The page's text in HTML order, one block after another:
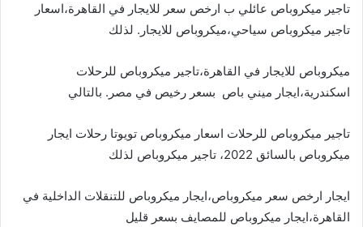
تاجير ميكروباص عائلي ب ارخص سعر للايجار في القاهرة،اسعار
تاجير ميكروباص سياحي،ميكروباص للايجار. لذلك
ميكروباص للايجار في القاهرة،تاجير ميكروباص للرحلات
اسكندرية،ايجار ميني باص بسعر رخيص في مصر. بالتالي
تاجير ميكروباص للرحلات اسعار ميكروباص تويوتا رحلات ايجار
ميكروباص بالسائق 2022، تاجير ميكروباص لذلك
ايجار ارخص سعر ميكروباص،ايجار ميكروباص للتنقلات الداخلية في
القاهرة،ايجار ميكروباص للمصايف بسعر قليل